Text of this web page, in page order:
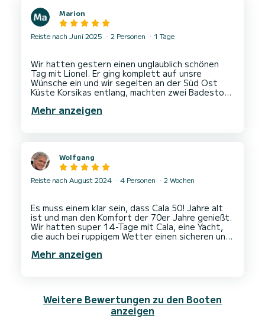
Marion
Reiste nach Juni 2025 2 Personen 1 Tage
Wir hatten gestern einen unglaublich schönen
Tag mit Lionel. Er ging komplett auf unsre
Wünsche ein und wir segelten an der Süd Ost
Küste Korsikas entlang, machten zwei Badestops
liebenswerte Art von Lionel wurde der Tag zu
Mehr anzeigen
Wolfgang
Reiste nach August 2024 4 Personen 2 Wochen
Es muss einem klar sein, dass Cala 50! Jahre alt
ist und man den Komfort der 70er Jahre genießt.
Wir hatten super 14-Tage mit Cala, eine Yacht,
die auch bei ruppigem Wetter einen sicheren und
Spaß gemacht und wir haben das Segeln und
Mehr anzeigen
Weitere Bewertungen zu den Booten
anzeigen